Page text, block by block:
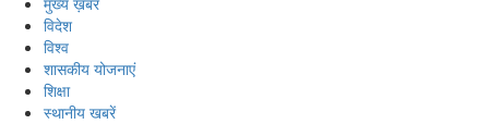
विदेश
विश्व
शासकीय योजनाएं
शिक्षा
स्थानीय खबरें